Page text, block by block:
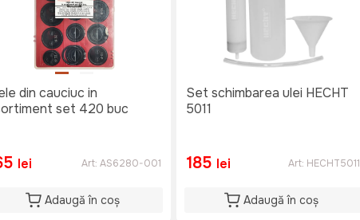
din cauciuc in
set 420 buc
lei Art: AS6280-001
Adaugă în coș
Set schimbarea ulei HECHT
5011
185 lei Art: HECHT5011
Adaugă în coș